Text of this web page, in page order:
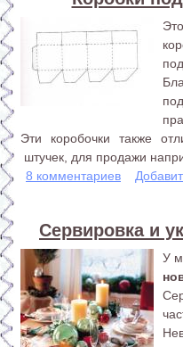
Эти коробочки также
штучек, для продажи
8 комментариев
Сервировка и
У